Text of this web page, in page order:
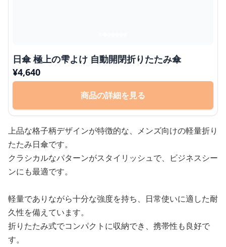
日傘 極上の雫よけ 自動開閉折りたたみ傘
¥4,640
商品の詳細を見る
上品な格子柄デザインが特徴的な、メンズ向けの軽量折り
たたみ日傘です。
クラシカルなパターンがスタイリッシュで、ビジネスシー
ンにも最適です。
軽量でありながら十分な強度を持ち、日常使いに適した耐
久性を備えています。
折りたたみ式でコンパクトに収納でき、携帯性も良好で
す。